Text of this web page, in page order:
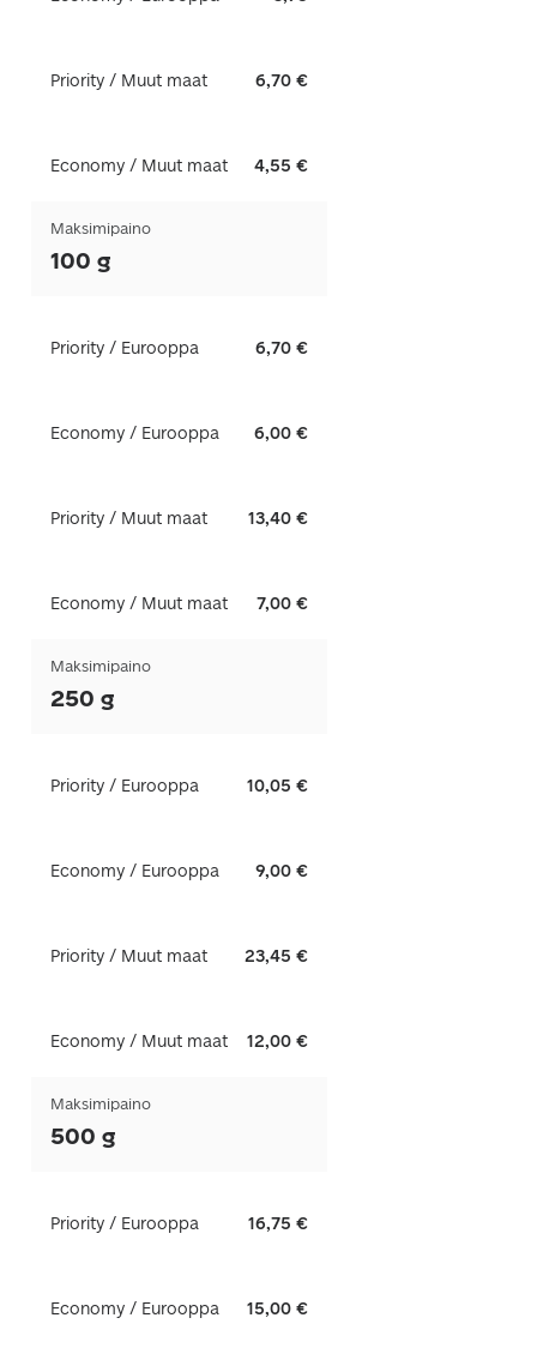
Priority / Muut maat 6,70 €
Economy / Muut maat 4,55 €
Maksimipaino
100 g
Priority / Eurooppa 6,70 €
Economy / Eurooppa 6,00 €
Priority / Muut maat 13,40 €
Economy / Muut maat 7,00 €
Maksimipaino
250 g
Priority / Eurooppa 10,05 €
Economy / Eurooppa 9,00 €
Priority / Muut maat 23,45 €
Economy / Muut maat 12,00 €
Maksimipaino
500 g
Priority / Eurooppa 16,75 €
Economy / Eurooppa 15,00 €